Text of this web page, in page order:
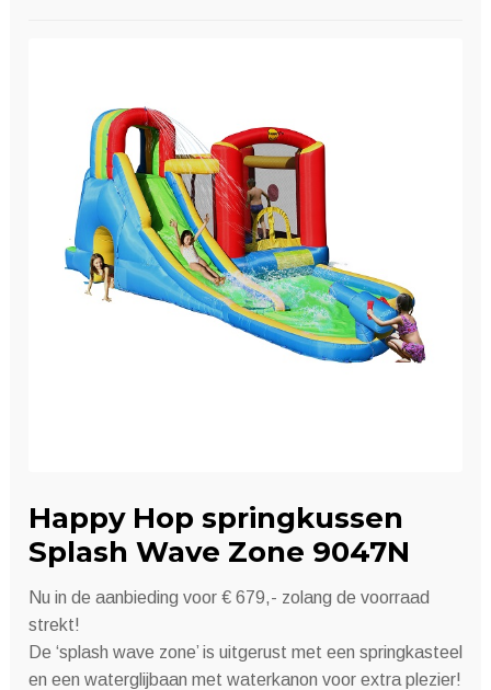
Happy Hop springkussen
Splash Wave Zone 9047N
Nu in de aanbieding voor € 679,- zolang de voorraad
strekt!
De ‘splash wave zone’ is uitgerust met een springkasteel
en een waterglijbaan met waterkanon voor extra plezier!